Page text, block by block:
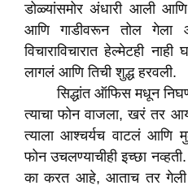
डोळ्यांसमोर अंधारी आली
आणि गाडीवरून तोल
विचाराविचारात हेल्मेटही
लागलं आणि तिची शुद्ध हरवली.
सिद्धांत ऑफिस मधून
त्याचा फोन वाजला, खरं तर
त्याला आश्चर्यच वाटलं आणि
फोन उचलण्याचीही इच्छा
का करत आहे, आताच तर